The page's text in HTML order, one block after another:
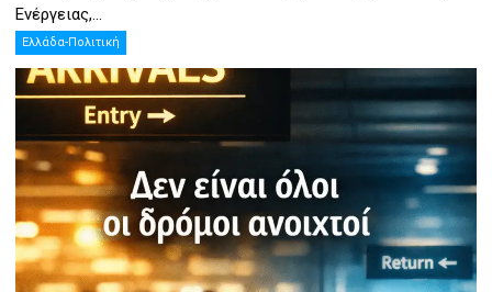
Ενέργειας,...
Ελλάδα-Πολιτική